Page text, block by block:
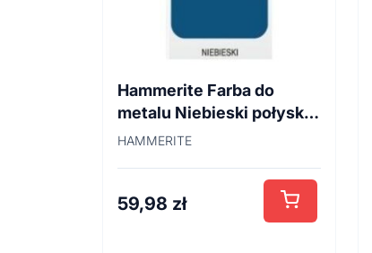
Hammerite Farba do
metalu Niebieski połysk
0,7 l
HAMMERITE
59,98 zł